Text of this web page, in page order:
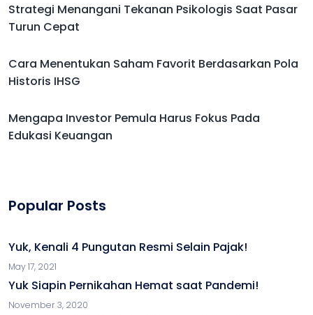
Strategi Menangani Tekanan Psikologis Saat Pasar
Turun Cepat
Cara Menentukan Saham Favorit Berdasarkan Pola
Historis IHSG
Mengapa Investor Pemula Harus Fokus Pada
Edukasi Keuangan
Popular Posts
Yuk, Kenali 4 Pungutan Resmi Selain Pajak!
May 17, 2021
Yuk Siapin Pernikahan Hemat saat Pandemi!
November 3, 2020